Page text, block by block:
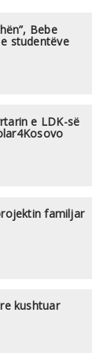
Bebe
studentëve
e LDK-së
familjar
kushtuar